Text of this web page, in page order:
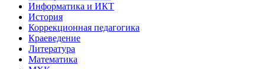
Информатика и ИКТ
История
Коррекционная педагогика
Краеведение
Литература
Математика